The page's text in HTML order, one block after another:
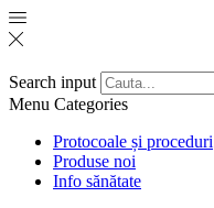
Search input
Menu Categories
Protocoale și proceduri
Produse noi
Info sănătate